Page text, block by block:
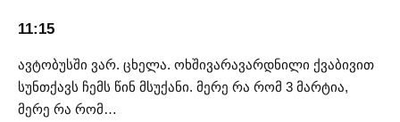
11:15
ავტობუსში ვარ. ცხელა. ოხშივარავარდნილი ქვაბივით
სუნთქავს ჩემს წინ მსუქანი. მერე რა რომ 3 მარტია,
მერე რა რომ…